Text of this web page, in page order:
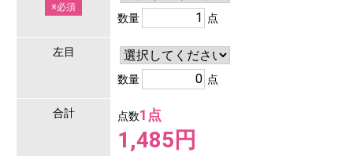
※必須
数量 点
左目
数量 点
合計 点数1点
1,485円